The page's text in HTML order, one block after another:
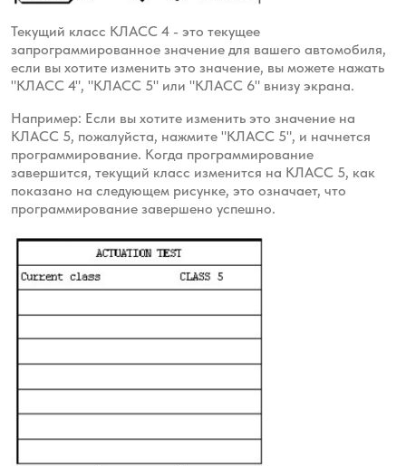
Текущий класс КЛАСС 4 - это текущее
запрограммированное значение для вашего автомобиля,
если вы хотите изменить это значение, вы можете нажать
"КЛАСС 4", "КЛАСС 5" или "КЛАСС 6" внизу экрана.
Например: Если вы хотите изменить это значение на
КЛАСС 5, пожалуйста, нажмите "КЛАСС 5", и начнется
программирование. Когда программирование
завершится, текущий класс изменится на КЛАСС 5, как
показано на следующем рисунке, это означает, что
программирование завершено успешно.